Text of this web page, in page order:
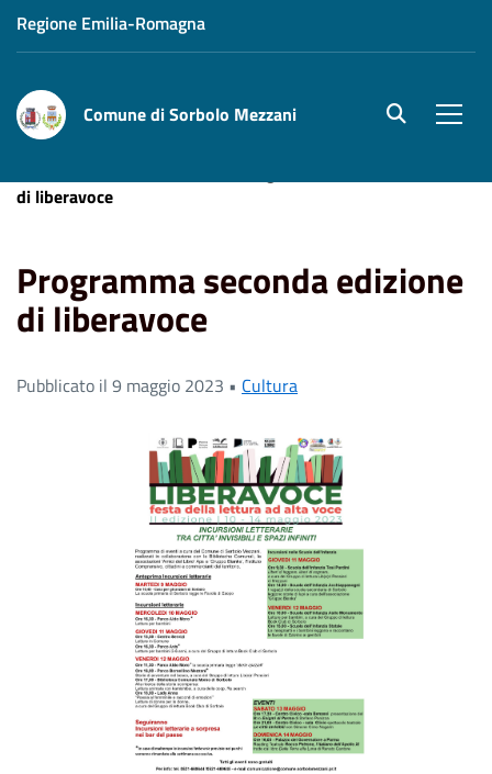
Regione Emilia-Romagna
Comune di Sorbolo Mezzani site.searc
di liberavoce
Programma seconda edizione
di liberavoce
Pubblicato il 9 maggio 2023 • Cultura